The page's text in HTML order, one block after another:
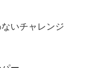
いチャレンジ